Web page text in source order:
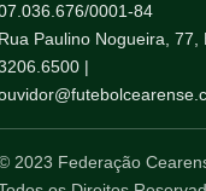
0001-84
Rua Paulino Nogueira, 77,
|
2023 Federação